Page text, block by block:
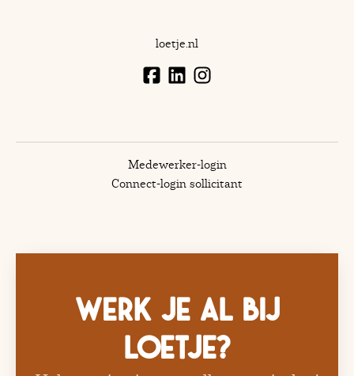
loetje.nl
Medewerker-login
Connect-login sollicitant
Werk je al bij
Loetje?